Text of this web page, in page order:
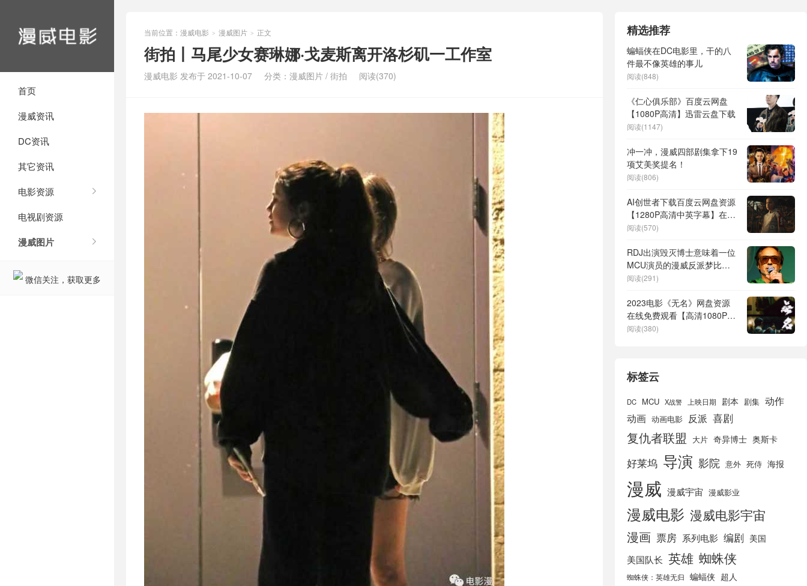
首页
漫威资讯
DC资讯
其它资讯
电影资源
电视剧资源
漫威图片
微信关注，获取更多
当前位置： 漫威电影 > 漫威图片 > 正文
街拍丨马尾少女赛琳娜·戈麦斯离开洛杉矶一工作室
漫威电影 发布于 2021-10-07 分类： 漫威图片 / 街拍 阅读(370)
精选推荐
蝙蝠侠在DC电影里，干的八
件最不像英雄的事儿
阅读(848)
《仁心俱乐部》百度云网盘
【1080P高清】迅雷云盘下载
阅读(1147)
冲一冲，漫威四部剧集拿下19
项艾美奖提名！
阅读(806)
AI创世者下载百度云网盘资源
【1280P高清中英字幕】在线
链接
阅读(570)
RDJ出演毁灭博士意味着一位
MCU演员的漫威反派梦比我
们想象中更有可能实现
阅读(291)
2023电影《无名》网盘资源
在线免费观看【高清1080P】
百度云
阅读(380)
标签云
DC MCU X战警 上映日期 剧本 剧集 动作
动画 动画电影 反派 喜剧
复仇者联盟 大片 奇异博士 奥斯卡
好莱坞 导演 影院 意外 死侍 海报
漫威 漫威宇宙 漫威影业
漫威电影 漫威电影宇宙
漫画 票房 系列电影 编剧 美国
美国队长 英雄 蜘蛛侠
蜘蛛侠：英雄无归 蝙蝠侠 超人